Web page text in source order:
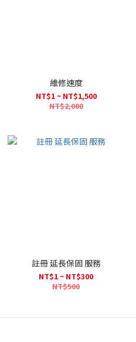
維修速度
NT$1 ~ NT$1,500
NT$2,000
註冊 延長保固 服務
NT$1 ~ NT$300
NT$500